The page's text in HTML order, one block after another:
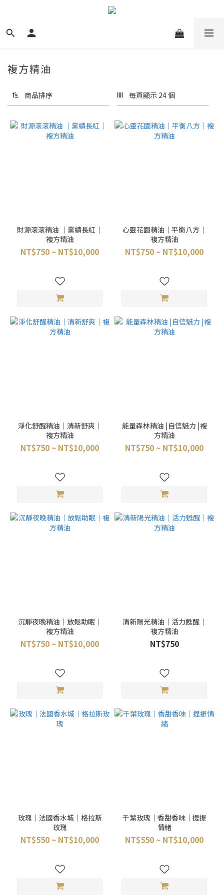
複方精油
商品排序 每頁顯示 24 個
財源滾滾精油 ｜業績長紅｜
複方精油
NT$750 ~ NT$10,000
心靈花園精油｜平衡八方｜
複方精油
NT$750 ~ NT$10,000
淨化舒醒精油｜清新舒爽｜
複方精油
NT$750 ~ NT$10,000
能量森林精油 |自信魅力 |複
方精油
NT$750 ~ NT$10,000
沉靜夜晚精油｜放鬆助眠｜
複方精油
NT$750 ~ NT$10,000
清新陽光精油｜活力甦醒｜
複方精油
NT$750
玫瑰｜法國香水城｜格拉斯
玫瑰
NT$550 ~ NT$10,000
千葉玫瑰｜香甜香味｜提振
情緒
NT$550 ~ NT$10,000